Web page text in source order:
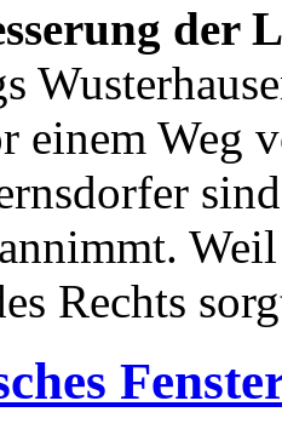
der
einem Weg
Rechts